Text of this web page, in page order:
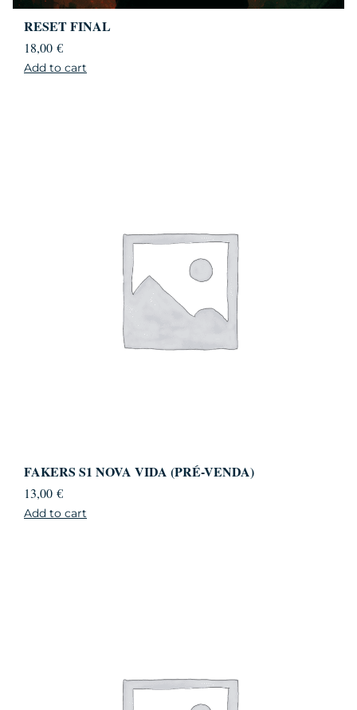
RESET FINAL
18,00 €
Add to cart
FAKERS S1 NOVA VIDA (PRÉ-VENDA)
13,00 €
Add to cart